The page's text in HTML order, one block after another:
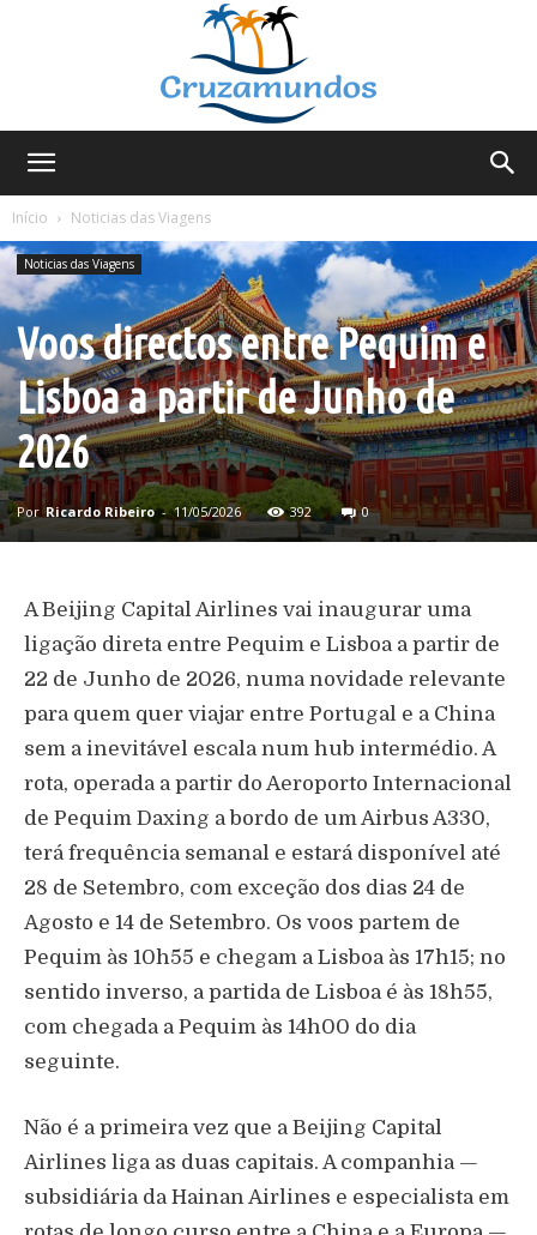
Início
Noticias das Viagens
Noticias das Viagens
Voos directos entre Pequim e
Lisboa a partir de Junho de
2026
Por Ricardo Ribeiro - 11/05/2026 392 0
A Beijing Capital Airlines vai inaugurar uma
ligação direta entre Pequim e Lisboa a partir de
22 de Junho de 2026, numa novidade relevante
para quem quer viajar entre Portugal e a China
sem a inevitável escala num hub intermédio. A
rota, operada a partir do Aeroporto Internacional
de Pequim Daxing a bordo de um Airbus A330,
terá frequência semanal e estará disponível até
28 de Setembro, com exceção dos dias 24 de
Agosto e 14 de Setembro. Os voos partem de
Pequim às 10h55 e chegam a Lisboa às 17h15; no
sentido inverso, a partida de Lisboa é às 18h55,
com chegada a Pequim às 14h00 do dia
seguinte.
Não é a primeira vez que a Beijing Capital
Airlines liga as duas capitais. A companhia —
subsidiária da Hainan Airlines e especialista em